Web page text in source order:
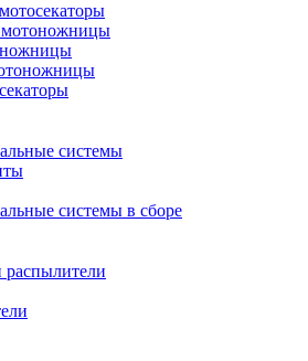
мотоножницы
системы
системы в сборе